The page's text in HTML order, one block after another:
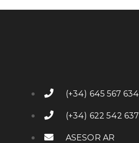
(+34) 645 567 634
(+34) 622 542 637
ASESOR AR